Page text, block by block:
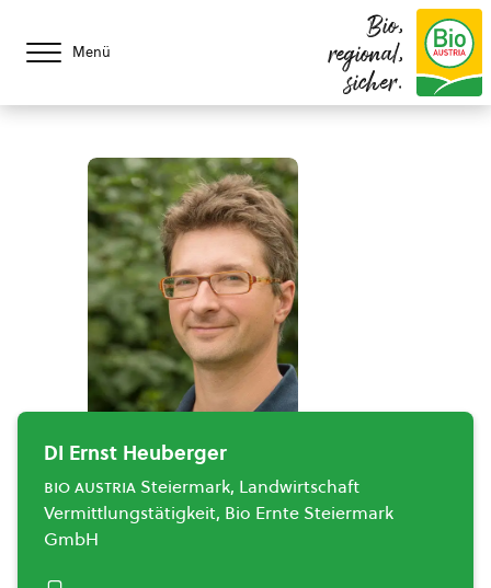
Menü
Bio,
regional,
sicher.
DI Ernst Heuberger
bio austria Steiermark, Landwirtschaft
Vermittlungstätigkeit, Bio Ernte Steiermark
GmbH